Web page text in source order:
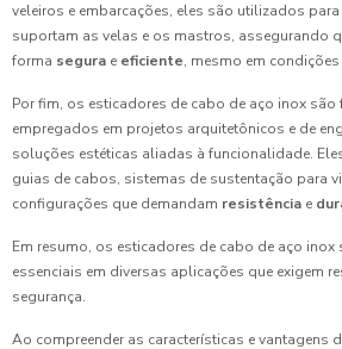
veleiros e embarcações, eles são utilizados
suportam as velas e os mastros, assegurando
forma segura e eficiente, mesmo em
Por fim, os esticadores de cabo de aço inox são
empregados em projetos arquitetônicos e de
soluções estéticas aliadas à funcionalidade.
guias de cabos, sistemas de sustentação para
configurações que demandam resistência e
Em resumo, os esticadores de cabo de aço inox
essenciais em diversas aplicações que exigem
segurança.
Ao compreender as características e vantagens